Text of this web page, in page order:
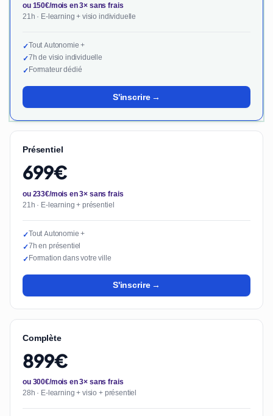
ou 150€/mois en 3× sans frais
21h · E-learning + visio individuelle
✓Tout Autonomie +
✓7h de visio individuelle
✓Formateur dédié
S'inscrire →
Présentiel
699€
ou 233€/mois en 3× sans frais
21h · E-learning + présentiel
✓Tout Autonomie +
✓7h en présentiel
✓Formation dans votre ville
S'inscrire →
Complète
899€
ou 300€/mois en 3× sans frais
28h · E-learning + visio + présentiel